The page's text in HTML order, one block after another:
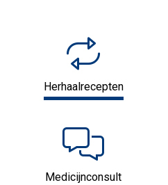
Herhaalrecepten
Medicijnconsult